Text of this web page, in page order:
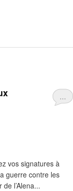
…
vos signatures à
guerre contre les
l’Alena...